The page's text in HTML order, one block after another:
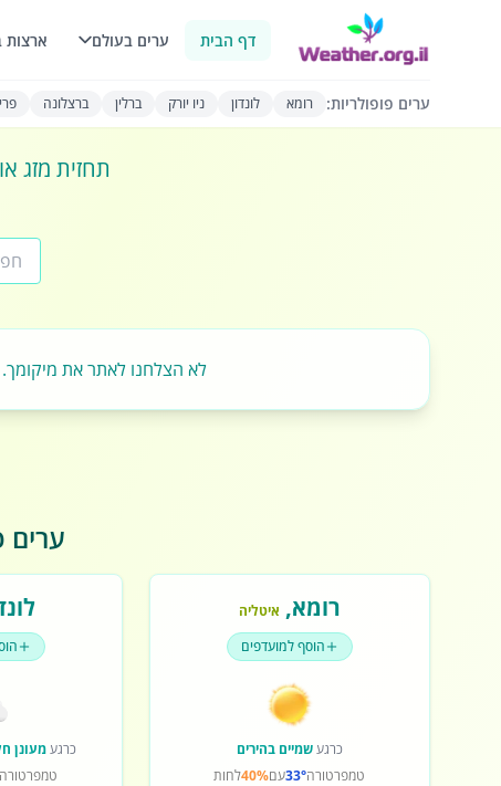
דף הבית ערים בעולם ארצות
ערים פופולריות: רומא לונדון ניו יורק ברלין ברצלונה
תחזית מזג
לא הצלחנו לאתר את
ערים
רומא, איטליה
הוסף למועדפים
כרגעשמיים בהירים
טמפרטורה33°עם40%לחות
כרגעמעונן
טמפרטורה